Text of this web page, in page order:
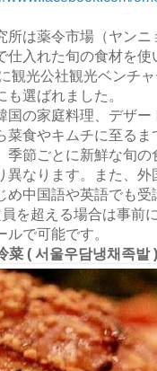
所は薬令市場（ヤン
仕入れた旬の食材を
観光公社観光ベンチ
選ばれました。
国の家庭料理、デザ
菜食やキムチに至る
季節ごとに新鮮な旬
異なります。また、
め中国語や英語でも
を超える場合は事前
で可能です。
菜 ( 서울우담냉채족발 )